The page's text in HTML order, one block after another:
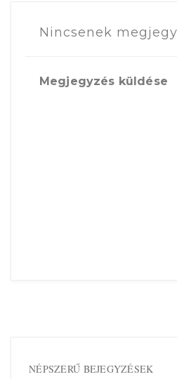
Nincsenek
Megjegyzés küldése
NÉPSZERŰ BEJEGYZÉSEK